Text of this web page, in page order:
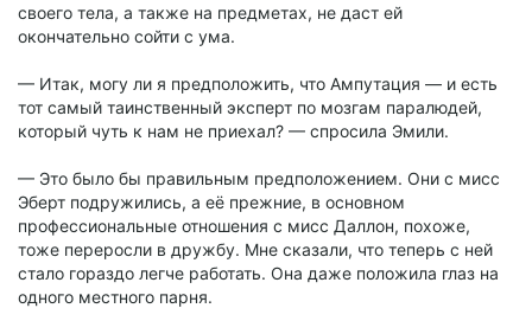
своего тела, а также на предметах, не даст ей
окончательно сойти с ума.
— Итак, могу ли я предположить, что Ампутация — и есть
тот самый таинственный эксперт по мозгам паралюдей,
который чуть к нам не приехал? — спросила Эмили.
— Это было бы правильным предположением. Они с мисс
Эберт подружились, а её прежние, в основном
профессиональные отношения с мисс Даллон, похоже,
тоже переросли в дружбу. Мне сказали, что теперь с ней
стало гораздо легче работать. Она даже положила глаз на
одного местного парня.